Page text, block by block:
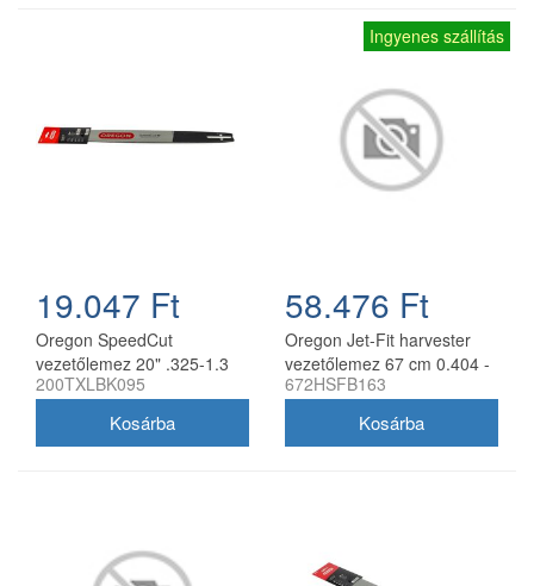
19.047 Ft
Oregon SpeedCut
vezetőlemez 20" .325-1.3
mm 78 szem Husqvarna
200TXLBK095
Ingyenes szállítás
58.476 Ft
Oregon Jet-Fit harvester
vezetőlemez 67 cm 0.404 -
2.0 mm
672HSFB163